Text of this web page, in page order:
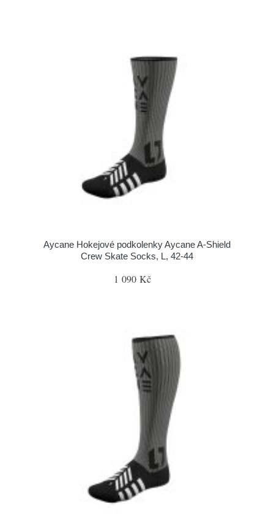
Aycane Hokejové podkolenky Aycane A-Shield
Crew Skate Socks, L, 42-44
1 090 Kč